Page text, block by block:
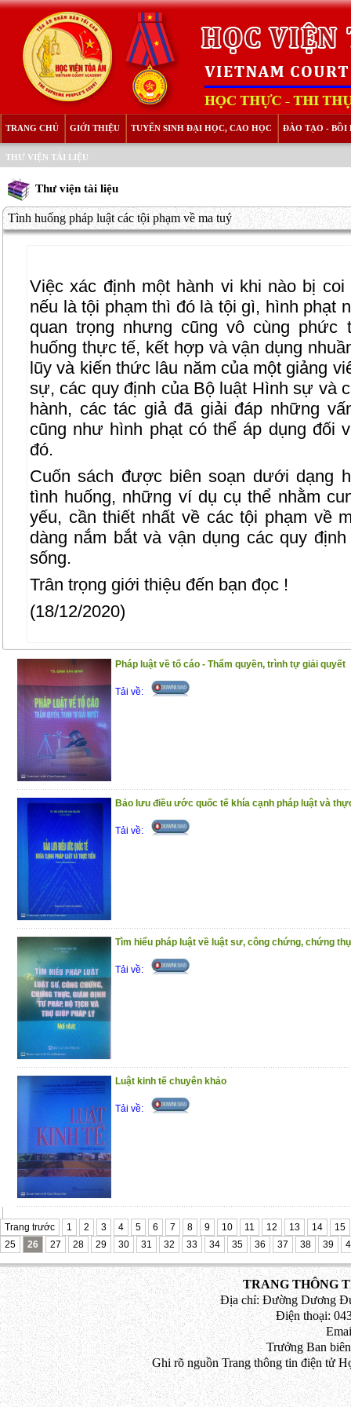
TRANG CHỦ GIỚI THIỆU TUYỂN SINH ĐẠI HỌC, CAO HỌC ĐÀO TẠO - BỒI
THƯ VIỆN TÀI LIỆU
Thư viện tài liệu
Tình huống pháp luật các tội phạm về ma tuý
Việc xác định một hành vi khi nào bị
nếu là tội phạm thì đó là tội gì, hình phạt
quan trọng nhưng cũng vô cùng
huống thực tế, kết hợp và vận dụng
lũy và kiến thức lâu năm của một giảng
sự, các quy định của Bộ luật Hình sự và
hành, các tác giả đã giải đáp những
cũng như hình phạt có thể áp dụng đối
đó.
Cuốn sách được biên soạn dưới dạng
tình huống, những ví dụ cụ thể nhằm
yếu, cần thiết nhất về các tội phạm về
dàng nắm bắt và vận dụng các quy
sống.
Trân trọng giới thiệu đến bạn đọc !
(18/12/2020)
Pháp luật về tố cáo - Thẩm quyền, trình tự giải quyết
Tải về:
Bảo lưu điều ước quốc tế khía cạnh pháp luật và
Tải về:
Tìm hiểu pháp luật về luật sư, công chứng, chứng
Tải về:
Luật kinh tế chuyên khảo
Tải về:
Trang trước 1 2 3 4 5 6 7 8 9 10 11 12 13 14
15
25
26 27 28 29 30 31 32 33 34 35 36 37 38 39
TRANG THÔNG
Địa chỉ: Đường Dương
Điện thoại:
Trưởng Ban
Ghi rõ nguồn Trang thông tin điện tử